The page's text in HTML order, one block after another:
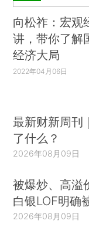
向松祚：宏观
讲，带你了解
经济大局
2022年04月06日
最新财新周刊
了什么？
2026年08月09日
被爆炒、高溢
白银LOF明确
2026年08月09日